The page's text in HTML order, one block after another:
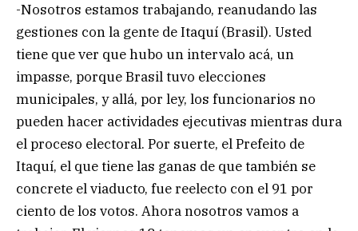
-Nosotros estamos trabajando, reanudando las
gestiones con la gente de Itaquí (Brasil). Usted
tiene que ver que hubo un intervalo acá, un
impasse, porque Brasil tuvo elecciones
municipales, y allá, por ley, los funcionarios no
pueden hacer actividades ejecutivas mientras dura
el proceso electoral. Por suerte, el Prefeito de
Itaquí, el que tiene las ganas de que también se
concrete el viaducto, fue reelecto con el 91 por
ciento de los votos. Ahora nosotros vamos a